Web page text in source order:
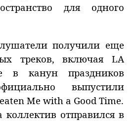
для одного
получили еще
треков, включая LA
в канун праздников
выпустили
Me with a Good Time.
коллектив отправился в